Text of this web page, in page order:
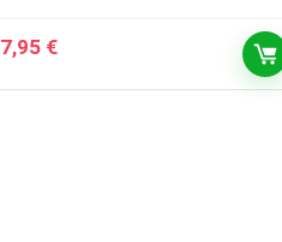
7,95 €